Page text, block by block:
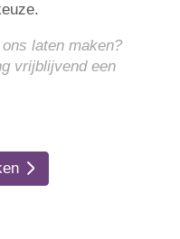
laten maken?
vrijblijvend een